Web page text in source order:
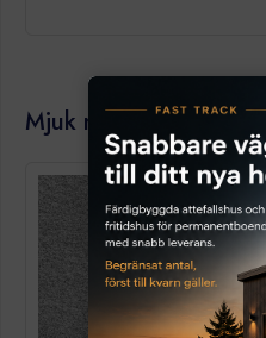
Mjuk matta på loftarea